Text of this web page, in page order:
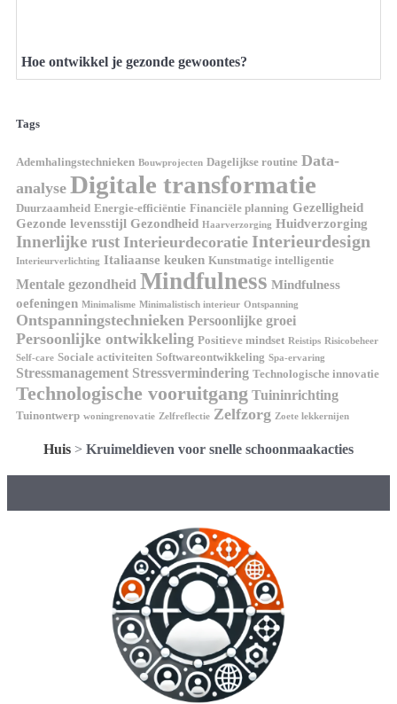
Hoe ontwikkel je gezonde gewoontes?
Tags
Ademhalingstechnieken Bouwprojecten Dagelijkse routine Data-
analyse Digitale transformatie
Duurzaamheid Energie-efficiëntie Financiële planning Gezelligheid
Gezonde levensstijl Gezondheid Haarverzorging Huidverzorging
Innerlijke rust Interieurdecoratie Interieurdesign
Interieurverlichting Italiaanse keuken Kunstmatige intelligentie
Mentale gezondheid Mindfulness Mindfulness
oefeningen Minimalisme Minimalistisch interieur Ontspanning
Ontspanningstechnieken Persoonlijke groei
Persoonlijke ontwikkeling Positieve mindset Reistips Risicobeheer
Self-care Sociale activiteiten Softwareontwikkeling Spa-ervaring
Stressmanagement Stressvermindering Technologische innovatie
Technologische vooruitgang Tuininrichting
Tuinontwerp woningrenovatie Zelfreflectie Zelfzorg Zoete lekkernijen
Huis > Kruimeldieven voor snelle schoonmaakacties